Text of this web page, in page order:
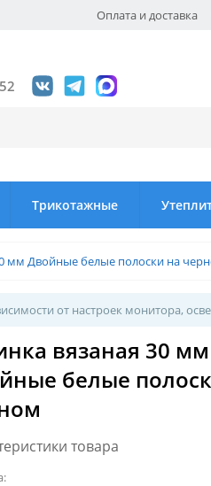
Оплата и доставка
Трикотажные
мм Двойные белые полоски на
от настроек монитора,
вязаная 30 мм
белые
товара